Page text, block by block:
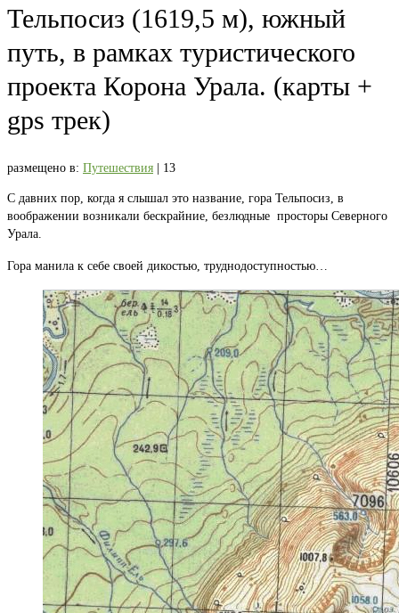
Тельпосиз (1619,5 м), южный
путь, в рамках туристического
проекта Корона Урала. (карты +
gps трек)
размещено в: Путешествия 13
С давних пор, когда я слышал это название, гора Тельпосиз, в
воображении возникали бескрайние, безлюдные просторы Северного
Урала.
Гора манила к себе своей дикостью, труднодоступностью…